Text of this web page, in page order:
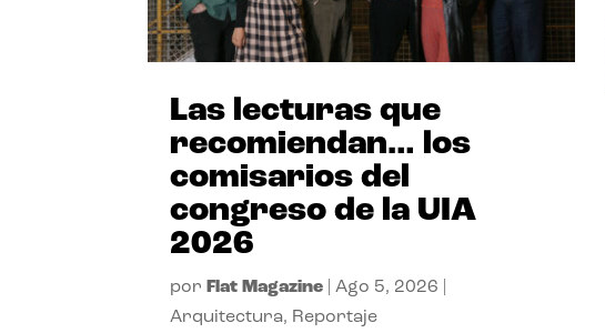
Las lecturas que
recomiendan… los
comisarios del
congreso de la UIA
2026
por Flat Magazine |Ago 5, 2026
Arquitectura, Reportaje